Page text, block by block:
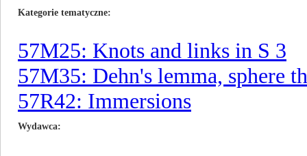
Kategorie tematyczne
57M25: Knots and links in S 3
57M35: Dehn's lemma, sphere
57R42: Immersions
Wydawca